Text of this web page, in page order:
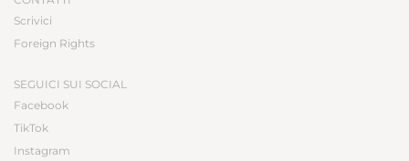
Scrivici
Foreign Rights
SEGUICI SUI SOCIAL
Facebook
TikTok
Instagram